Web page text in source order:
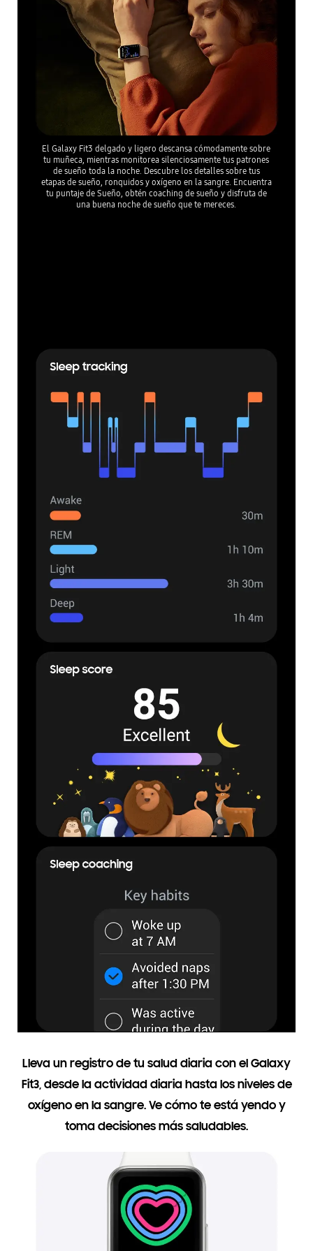
El Galaxy Fit3 delgado y ligero descansa cómodamente sobre
tu muñeca, mientras monitorea silenciosamente tus patrones
de sueño toda la noche. Descubre los detalles sobre tus
etapas de sueño, ronquidos y oxígeno en la sangre. Encuentra
tu puntaje de Sueño, obtén coaching de sueño y disfruta de
una buena noche de sueño que te mereces.
Lleva un registro de tu salud diaria con el Galaxy
Fit3, desde la actividad diaria hasta los niveles de
oxígeno en la sangre. Ve cómo te está yendo y
toma decisiones más saludables.